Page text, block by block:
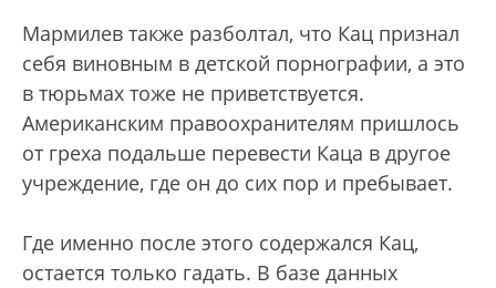
Мармилев также разболтал, что Кац признал
себя виновным в детской порнографии, а это
в тюрьмах тоже не приветствуется.
Американским правоохранителям пришлось
от греха подальше перевести Каца в другое
учреждение, где он до сих пор и пребывает.
Где именно после этого содержался Кац,
остается только гадать. В базе данных